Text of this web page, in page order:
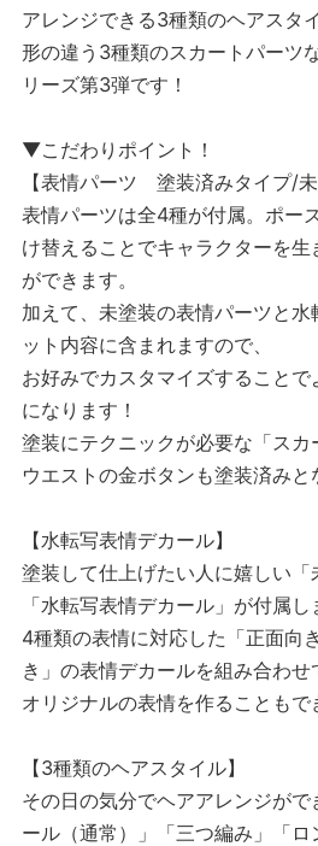
アレンジできる3種類のヘアスタ
形の違う3種類のスカートパーツ
リーズ第3弾です！
▼こだわりポイント！
【表情パーツ 塗装済みタイプ/未
表情パーツは全4種が付属。ポー
け替えることでキャラクターを生
ができます。
加えて、未塗装の表情パーツと
ット内容に含まれますので、
お好みでカスタマイズすること
になります！
塗装にテクニックが必要な「ス
ウエストの金ボタンも塗装済みと
【水転写表情デカール】
塗装して仕上げたい人に嬉しい「
「水転写表情デカール」が付属し
4種類の表情に対応した「正面向
き」の表情デカールを組み合わせ
オリジナルの表情を作ることもで
【3種類のヘアスタイル】
その日の気分でヘアアレンジが
ール（通常）」「三つ編み」「